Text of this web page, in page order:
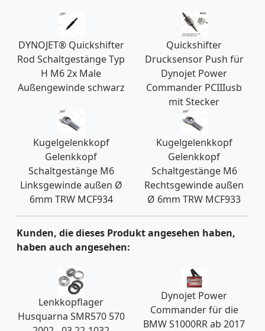
DYNOJET® Quickshifter
Rod Schaltgestänge Typ
H M6 2x Male
Außengewinde schwarz
Quickshifter
Drucksensor Push für
Dynojet Power
Commander PCIIIusb
mit Stecker
Kugelgelenkkopf
Gelenkkopf
Schaltgestänge M6
Linksgewinde außen Ø
6mm TRW MCF934
Kugelgelenkkopf
Gelenkkopf
Schaltgestänge M6
Rechtsgewinde außen
Ø 6mm TRW MCF933
Kunden, die dieses Produkt angesehen haben,
haben auch angesehen:
Lenkkopflager
Husquarna SMR570 570
Dynojet Power
Commander für die
BMW S1000RR ab 2017